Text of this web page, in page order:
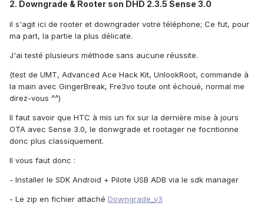
2. Downgrade & Rooter son DHD 2.3.5 Sense 3.0
il s'agit ici de rooter et downgrader votre téléphone; Ce fut, pour
ma part, la partie la plus délicate.
J'ai testé plusieurs méthode sans aucune réussite.
(test de UMT, Advanced Ace Hack Kit, UnlookRoot, commande à
la main avec GingerBreak, Fre3vo toute ont échoué, normal me
direz-vous ^^)
Il faut savoir que HTC à mis un fix sur la dernière mise à jours
OTA avec Sense 3.0, le donwgrade et rootager ne focntionne
donc plus classiquement.
Il vous faut donc :
- Installer le SDK Android + Pilote USB ADB via le sdk manager
- Le zip en fichier attaché Downgrade_v3